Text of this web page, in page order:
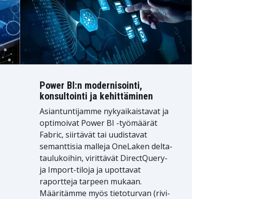
Power BI:n modernisointi,
konsultointi ja kehittäminen
Asiantuntijamme nykyaikaistavat ja
optimoivat Power BI -työmäärät
Fabric, siirtävät tai uudistavat
semanttisia malleja OneLaken delta-
taulukoihin, virittävät DirectQuery-
ja Import-tiloja ja upottavat
raportteja tarpeen mukaan.
Määritämme myös tietoturvan (rivi-